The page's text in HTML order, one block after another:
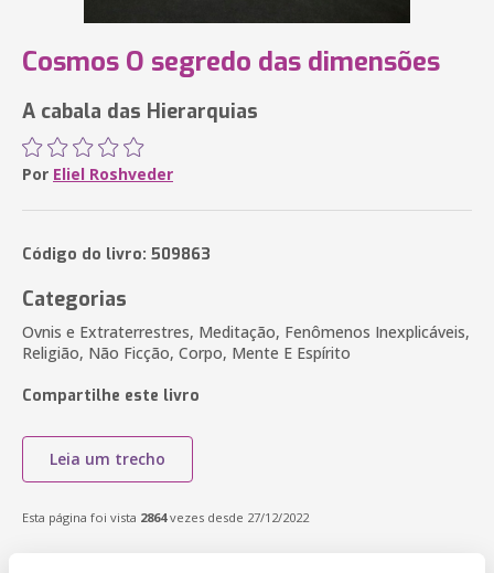
Cosmos O segredo das dimensões
A cabala das Hierarquias
Por Eliel Roshveder
Código do livro: 509863
Categorias
Ovnis e Extraterrestres, Meditação, Fenômenos Inexplicáveis,
Religião, Não Ficção, Corpo, Mente E Espírito
Compartilhe este livro
Leia um trecho
Esta página foi vista 2864vezes desde 27/12/2022